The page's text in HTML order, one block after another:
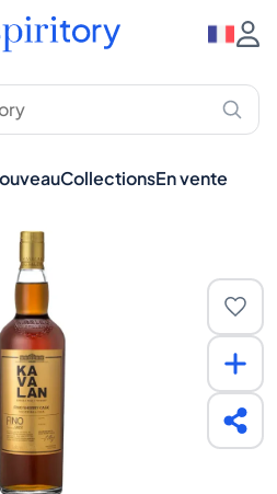
CollectionsEn vente